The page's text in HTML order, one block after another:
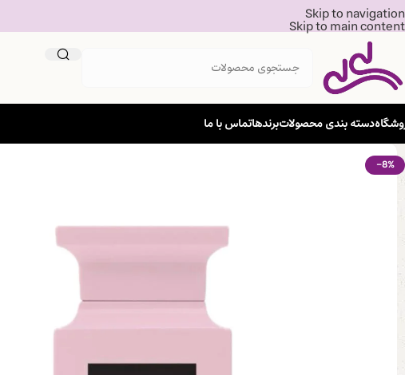
Skip to navigation
Skip to main content
دسته بندی محصولاتبرندهاتماس با ما
-8%